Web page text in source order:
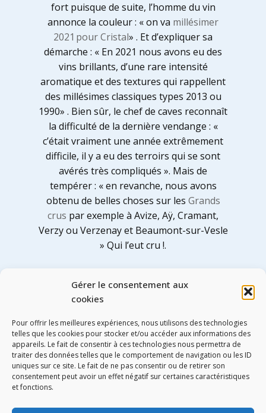
Gérer le consentement aux
cookies
Pour offrir les meilleures expériences, nous utilisons des technologies
telles que les cookies pour stocker et/ou accéder aux informations des
appareils. Le fait de consentir à ces technologies nous permettra de
traiter des données telles que le comportement de navigation ou les ID
uniques sur ce site. Le fait de ne pas consentir ou de retirer son
consentement peut avoir un effet négatif sur certaines caractéristiques
et fonctions.
fort puisque de suite, l’homme du vin
annonce la couleur : « on va millésimer
2021 pour Cristal» . Et d’expliquer sa
démarche : « En 2021 nous avons eu des
vins brillants, d’une rare intensité
aromatique et des textures qui rappellent
des millésimes classiques types 2013 ou
1990» . Bien sûr, le chef de caves reconnaît
la difficulté de la dernière vendange : «
c’était vraiment une année extrêmement
difficile, il y a eu des terroirs qui se sont
avérés très compliqués ». Mais de
tempérer : « en revanche, nous avons
obtenu de belles choses sur les Grands
crus par exemple à Avize, Aÿ, Cramant,
Verzy ou Verzenay et Beaumont-sur-Vesle
» Qui l’eut cru !.
000, il y aura donc un Cristal 2021, il ne
sera commercialisé qu’en blanc, Jean-
Baptiste Lecaillon le précise : « Il n’y aura
ni Cristal Rosé, ni millésime 2021».
Share Tweet